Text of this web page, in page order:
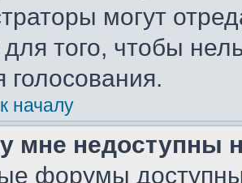
могут
того, чтобы
голосования.
началу
мне недоступны
форумы